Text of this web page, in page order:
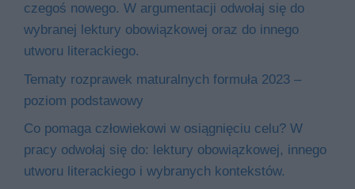
czegoś nowego. W argumentacji odwołaj się do
wybranej lektury obowiązkowej oraz do innego
utworu literackiego.
Tematy rozprawek maturalnych formuła 2023 –
poziom podstawowy
Co pomaga człowiekowi w osiągnięciu celu? W
pracy odwołaj się do: lektury obowiązkowej, innego
utworu literackiego i wybranych kontekstów.